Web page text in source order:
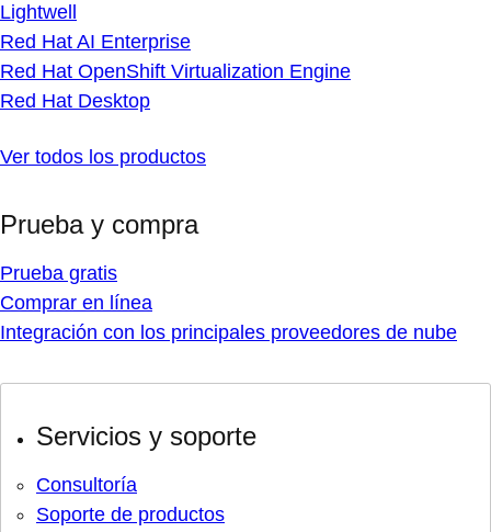
Lightwell
Red Hat AI Enterprise
Red Hat OpenShift Virtualization Engine
Red Hat Desktop
Ver todos los productos
Prueba y compra
Prueba gratis
Comprar en línea
Integración con los principales proveedores de nube
Servicios y soporte
Consultoría
Soporte de productos